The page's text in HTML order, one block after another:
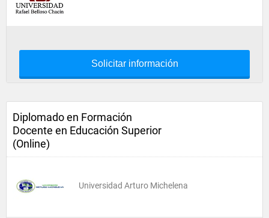
Solicitar información
Diplomado en Formación
Docente en Educación Superior
(Online)
Universidad Arturo Michelena